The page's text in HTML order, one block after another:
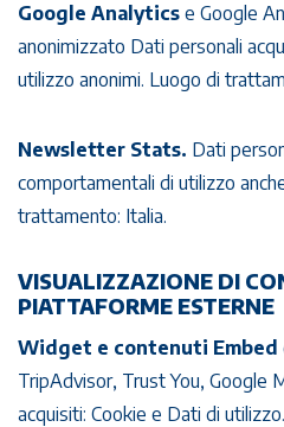
Google Analytics e Google
anonimizzato Dati personali
utilizzo anonimi. Luogo di
Newsletter Stats. Dati
comportamentali di utilizzo
trattamento: Italia.
VISUALIZZAZIONE DI
PIATTAFORME ESTERNE
Widget e contenuti Embed
TripAdvisor, Trust You, Google
acquisiti: Cookie e Dati di